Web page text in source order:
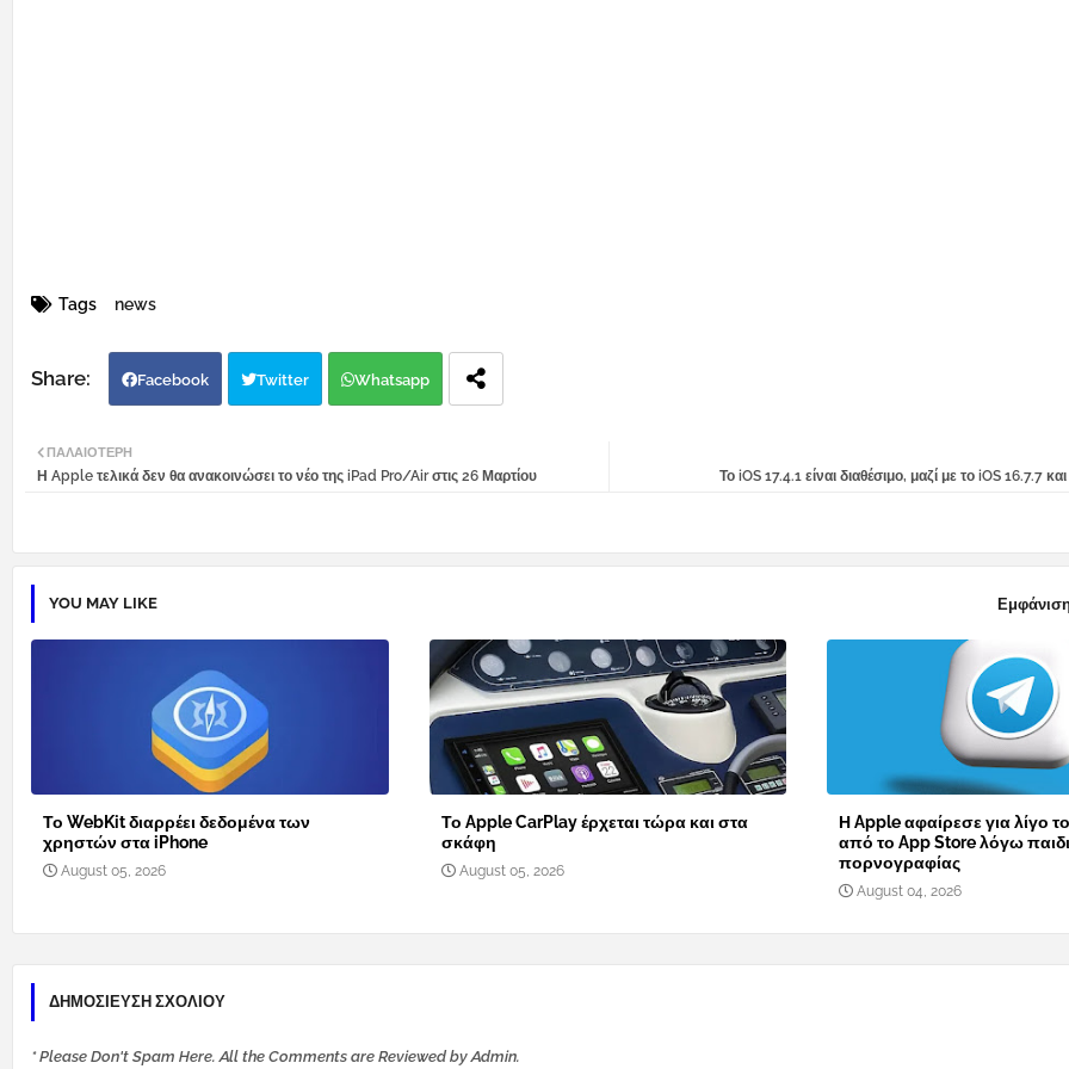
Tags news
Facebook Twitter Whatsapp
Το iOS 17.4.1 είναι διαθέσιμο, μαζί με το iOS 16.7.7
ΠΑΛΑΙΌΤΕΡΗ
Η Apple τελικά δεν θα ανακοινώσει το νέο της iPad Pro/Air στις 26 Μαρτίου
YOU MAY LIKE
Το WebKit διαρρέει δεδομένα των
χρηστών στα iPhone
August 05, 2026
Το Apple CarPlay έρχεται τώρα και στα
σκάφη
August 05, 2026
Η Apple αφαίρεσε για λίγο
από το App Store λόγω
πορνογραφίας
August 04, 2026
ΔΗΜΟΣΊΕΥΣΗ ΣΧΟΛΊΟΥ
* Please Don't Spam Here. All the Comments are Reviewed by Admin.